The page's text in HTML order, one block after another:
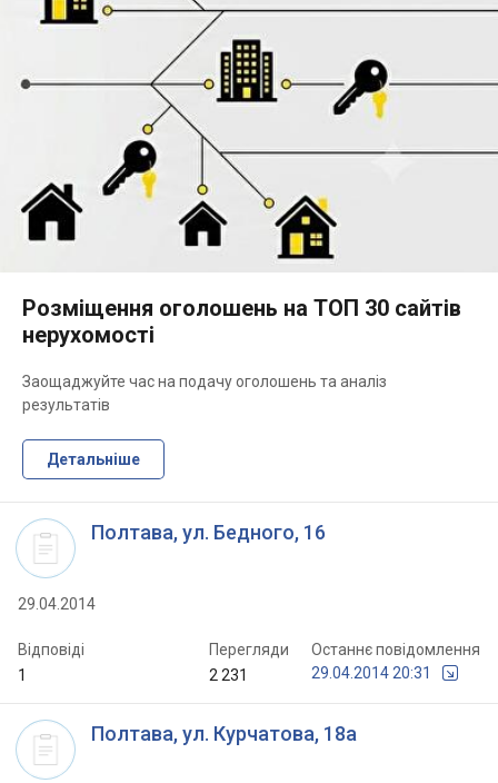
Полтава, ул. Бедного, 16
29.04.2014
Відповіді
1
Перегляди
2 231
Останнє повідомлення
29.04.2014 20:31
Полтава, ул. Курчатова, 18а
Розміщення оголошень на ТОП 30 сайтів
нерухомості
Заощаджуйте час на подачу оголошень та аналіз
результатів
Детальніше